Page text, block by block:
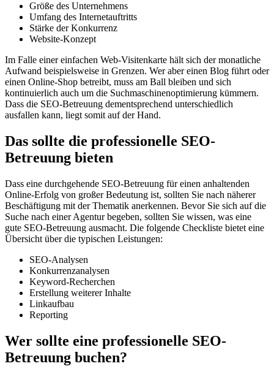
Größe des Unternehmens
Umfang des Internetauftritts
Stärke der Konkurrenz
Website-Konzept
Im Falle einer einfachen Web-Visitenkarte hält sich der monatliche
Aufwand beispielsweise in Grenzen. Wer aber einen Blog führt oder
einen Online-Shop betreibt, muss am Ball bleiben und sich
kontinuierlich auch um die Suchmaschinenoptimierung kümmern.
Dass die SEO-Betreuung dementsprechend unterschiedlich
ausfallen kann, liegt somit auf der Hand.
Das sollte die professionelle SEO-
Betreuung bieten
Dass eine durchgehende SEO-Betreuung für einen anhaltenden
Online-Erfolg von großer Bedeutung ist, sollten Sie nach näherer
Beschäftigung mit der Thematik anerkennen. Bevor Sie sich auf die
Suche nach einer Agentur begeben, sollten Sie wissen, was eine
gute SEO-Betreuung ausmacht. Die folgende Checkliste bietet eine
Übersicht über die typischen Leistungen:
SEO-Analysen
Konkurrenzanalysen
Keyword-Recherchen
Erstellung weiterer Inhalte
Linkaufbau
Reporting
Wer sollte eine professionelle SEO-
Betreuung buchen?